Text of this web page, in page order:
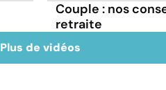
Couple : nos
retraite
Plus de vidéos